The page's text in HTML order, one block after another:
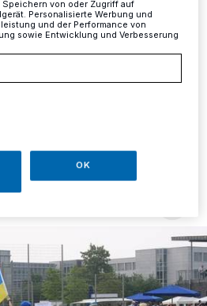
Stunde zu spielen, dann ist
Mini-EM in Ratingen
Fotos der laufenden
Eine Minute Lesezeit
Speichern von oder Zugriff auf
Personalisierte Werbung und
und der Performance von
sowie Entwicklung und Verbesserung
OK